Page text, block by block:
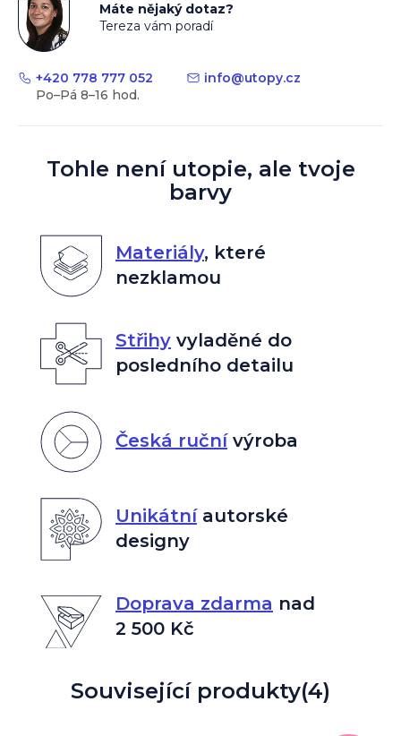
Máte nějaký dotaz?
Tereza vám poradí
+420 778 777 052 info@utopy.cz
Tohle není utopie, ale tvoje
barvy
Materiály, které
nezklamou
Střihyvyladěné do
posledního detailu
Česká ručnívýroba
Unikátníautorské
designy
Doprava zdarma nad
2 500 Kč
Související produkty(4)